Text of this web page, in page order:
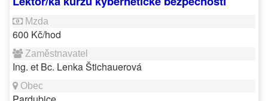
600 Kč/hod
Ing. et Bc. Lenka Štichauerová